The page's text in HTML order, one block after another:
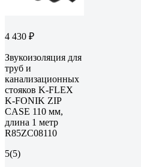
4 430 ₽
Звукоизоляция для
труб и
канализационных
стояков K-FLEX
K-FONIK ZIP
CASE 110 мм,
длина 1 метр
R85ZC08110
5(5)